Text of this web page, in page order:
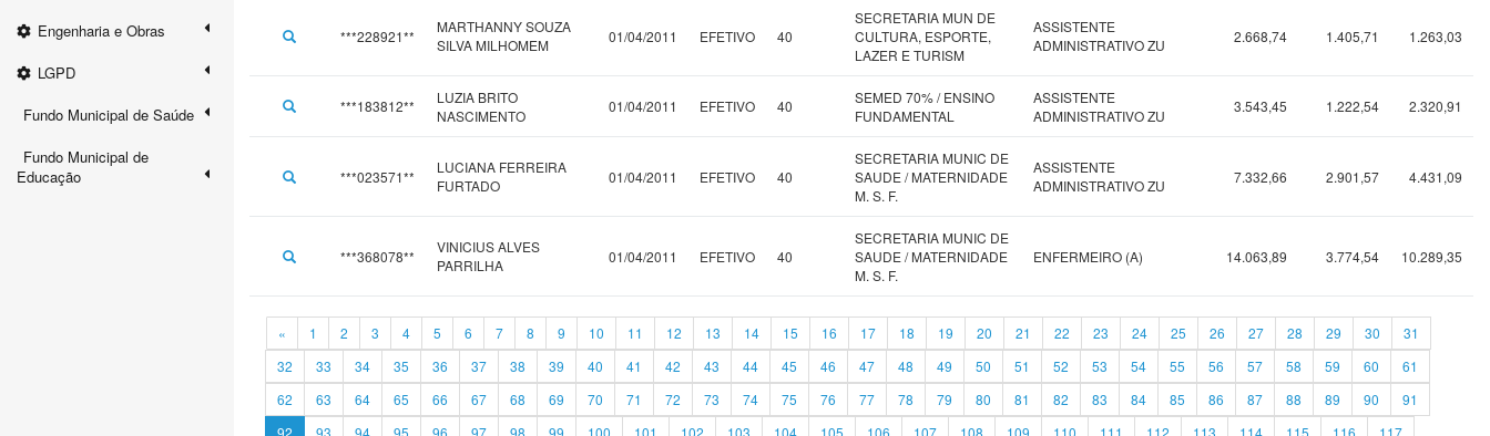
Engenharia e Obras
LGPD
Fundo Municipal de Saúde
Fundo Municipal de
Educação
***228921**
MARTHANNY SOUZA
SILVA MILHOMEM
01/04/2011 EFETIVO 40
SECRETARIA MUN DE
CULTURA, ESPORTE,
LAZER E TURISM
ASSISTENTE
ADMINISTRATIVO ZU
2.668,74 1.405,71 1.263,03
***183812**
LUZIA BRITO
NASCIMENTO
01/04/2011 EFETIVO 40
SEMED 70% / ENSINO
FUNDAMENTAL
ASSISTENTE
ADMINISTRATIVO ZU
3.543,45 1.222,54 2.320,91
***023571**
LUCIANA FERREIRA
FURTADO
01/04/2011 EFETIVO 40
SECRETARIA MUNIC DE
SAUDE / MATERNIDADE
M. S. F.
ASSISTENTE
ADMINISTRATIVO ZU
7.332,66 2.901,57 4.431,09
***368078**
VINICIUS ALVES
PARRILHA
01/04/2011 EFETIVO 40
SECRETARIA MUNIC DE
SAUDE / MATERNIDADE
M. S. F.
ENFERMEIRO (A) 14.063,89 3.774,54 10.289,35
« 1 2 3 4 5 6 7 8 9 10 11 12 13 14 15 16 17 18 19 20 21 22 23 24 25 26 27 28 29 30
31
32
33 34 35 36 37 38 39 40 41 42 43 44 45 46 47 48 49 50 51 52 53 54 55 56 57 58 59 60
61
62
63 64 65 66 67 68 69 70 71 72 73 74 75 76 77 78 79 80 81 82 83 84 85 86 87 88 89 90
91
92
93 94 95 96 97 98 99 100 101 102 103 104 105 106 107 108 109 110 111 112 113 114 115 116 117